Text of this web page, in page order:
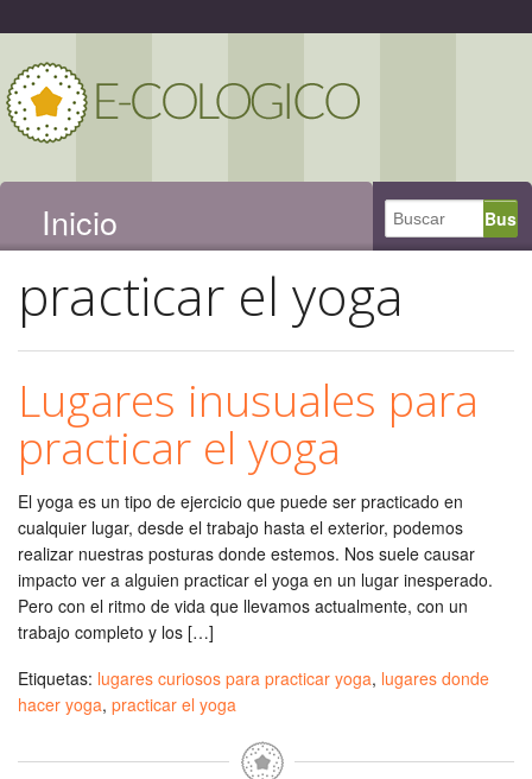
Inicio
practicar el yoga
Lugares inusuales para
practicar el yoga
El yoga es un tipo de ejercicio que puede ser practicado en
cualquier lugar, desde el trabajo hasta el exterior, podemos
realizar nuestras posturas donde estemos. Nos suele causar
impacto ver a alguien practicar el yoga en un lugar inesperado.
Pero con el ritmo de vida que llevamos actualmente, con un
trabajo completo y los […]
Etiquetas: lugares curiosos para practicar yoga, lugares donde
hacer yoga, practicar el yoga